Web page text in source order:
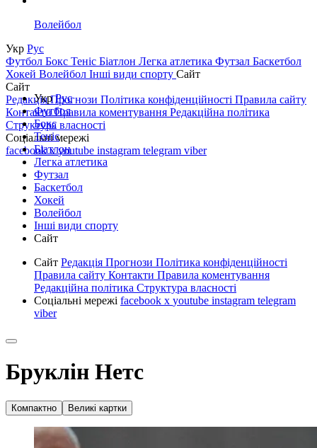
Волейбол
Укр Рус
Футбол Бокс Теніс Біатлон Легка атлетика Футзал Баскетбол
Хокей Волейбол Інші види спорту Сайт
Сайт
РедакціяПрогнози Політика конфіденційності Правила сайту
КонтактиПравила коментування Редакційна політика
Структура власності
Соціальні мережі
facebookxyoutube instagram telegram viber
УкрРус
Футбол
Бокс
Теніс
Біатлон
Легка атлетика
Футзал
Баскетбол
Хокей
Волейбол
Інші види спорту
Сайт
Сайт Редакція Прогнози Політика конфіденційності
Правила сайту Контакти Правила коментування
Редакційна політика Структура власності
Соціальні мережі facebook x youtube instagram telegram
viber
Бруклін Нетс
Компактно Великі картки